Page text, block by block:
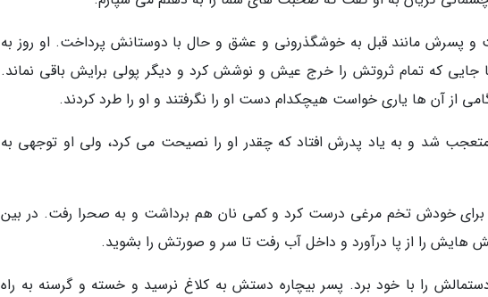
و پسرش مانند قبل به خوشگذرونی و عشق و حال با دوستانش پرداخت. او روز به
جایی که تمام ثروتش را خرج عیش و نوشش کرد و دیگر پولی برایش باقی نماند.
از آن ها یاری خواست هیچکدام دست او را نگرفتند و او را طرد کردند.
متعجب شد و به یاد پدرش افتاد که چقدر او را نصیحت می کرد، ولی او توجهی به
برای خودش تخم مرغی درست کرد و کمی نان هم برداشت و به صحرا رفت. در بین
هایش را از پا درآورد و داخل آب رفت تا سر و صورتش را بشوید.
را با خود برد. پسر بیچاره دستش به کلاغ نرسید و خسته و گرسنه به راه